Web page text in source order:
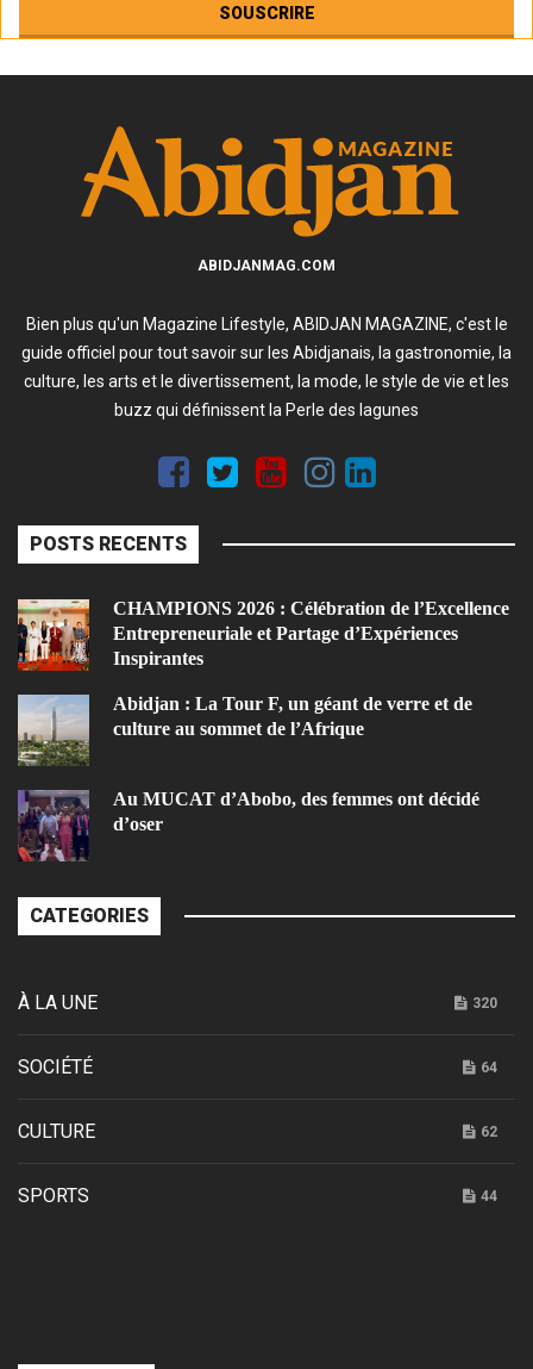
ABIDJANMAG.COM
Bien plus qu'un Magazine Lifestyle, ABIDJAN MAGAZINE, c'est le
guide officiel pour tout savoir sur les Abidjanais, la gastronomie, la
culture, les arts et le divertissement, la mode, le style de vie et les
buzz qui définissent la Perle des lagunes
POSTS RECENTS
CHAMPIONS 2026 : Célébration de l’Excellence
Entrepreneuriale et Partage d’Expériences
Inspirantes
Abidjan : La Tour F, un géant de verre et de
culture au sommet de l’Afrique
Au MUCAT d’Abobo, des femmes ont décidé
d’oser
CATEGORIES
À LA UNE 320
SOCIÉTÉ 64
CULTURE 62
SPORTS 44